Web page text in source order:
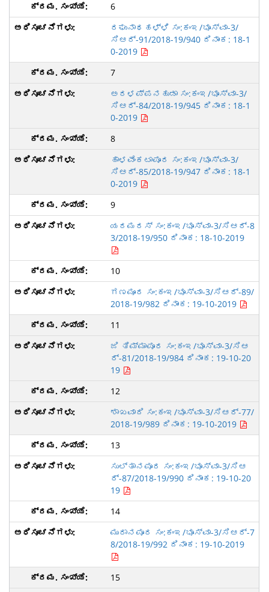
6
ರಘುನಾಥಹಳ್ಳಿ ಸಂ:ಕಂಇ/ಭೂಸ್ವಾ-3/
ಸಿಆರ್-91/2018-19/940 ದಿನಾಂಕ: 18-1
0-2019
7
ಅರಳಪ್ಪನಹುಡಾ ಸಂ:ಕಂಇ/ಭೂಸ್ವಾ-3/
ಸಿಆರ್-84/2018-19/945 ದಿನಾಂಕ: 18-1
0-2019
8
ಹಾಳವೆಂಕಟಾಪೂರ ಸಂ:ಕಂಇ/ಭೂಸ್ವಾ-3/
ಸಿಆರ್-85/2018-19/947 ದಿನಾಂಕ: 18-1
0-2019
9
ಯರಮರಸ್ ಸಂ:ಕಂಇ/ಭೂಸ್ವಾ-3/ಸಿಆರ್-8
3/2018-19/950 ದಿನಾಂಕ: 18-10-2019
10
ಗಣಮೂರ ಸಂ:ಕಂಇ/ಭೂಸ್ವಾ-3/ಸಿಆರ್-89/
2018-19/982 ದಿನಾಂಕ: 19-10-2019
11
ಜಿ ತಿಮ್ಮಾಪೂರ ಸಂ:ಕಂಇ/ಭೂಸ್ವಾ-3/ಸಿಆ
ರ್-81/2018-19/984 ದಿನಾಂಕ: 19-10-20
19
12
ಶಾಖವಾದಿ ಸಂ:ಕಂಇ/ಭೂಸ್ವಾ-3/ಸಿಆರ್-77/
2018-19/989 ದಿನಾಂಕ: 19-10-2019
13
ಸುಲ್ತಾನಪೂರ ಸಂ:ಕಂಇ/ಭೂಸ್ವಾ-3/ಸಿಆ
ರ್-87/2018-19/990 ದಿನಾಂಕ: 19-10-20
19
14
ಮುರಾನಪೂರ ಸಂ:ಕಂಇ/ಭೂಸ್ವಾ-3/ಸಿಆರ್-7
8/2018-19/992 ದಿನಾಂಕ: 19-10-2019
15